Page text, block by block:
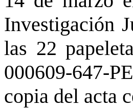
Investigación
las 22
000609-647-
copia del acta